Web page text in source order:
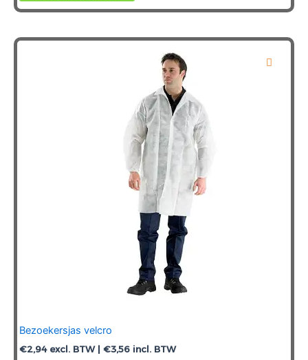
Bezoekersjas velcro
€2,94excl. BTW | €3,56 incl. BTW